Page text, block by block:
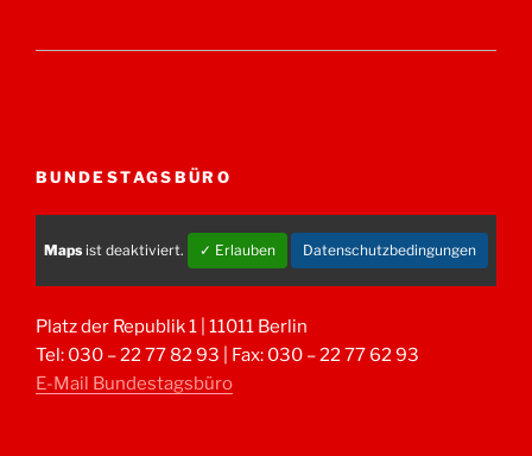
BUNDESTAGSBÜRO
Maps ist deaktiviert. ✓ Erlauben Datenschutzbedingungen
Platz der Republik 1 | 11011 Berlin
Tel: 030 – 22 77 82 93 | Fax: 030 – 22 77 62 93
E-Mail Bundestagsbüro